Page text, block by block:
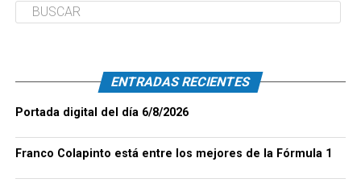
ENTRADAS RECIENTES
Portada digital del día 6/8/2026
Franco Colapinto está entre los mejores de la Fórmula 1